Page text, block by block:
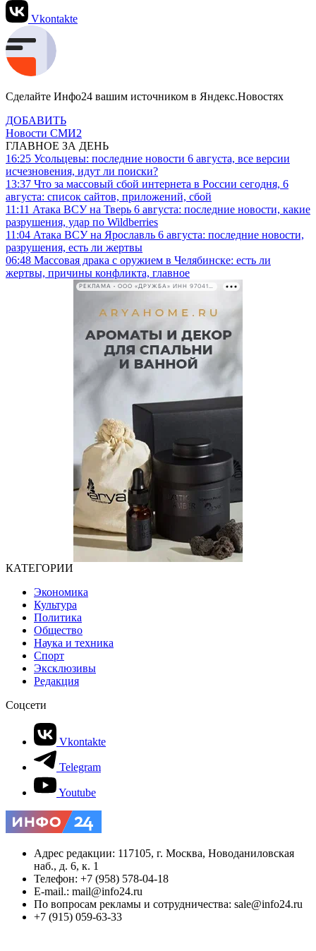
Vkontakte
Сделайте Инфо24 вашим источником в Яндекс.Новостях
ДОБАВИТЬ
Новости СМИ2
ГЛАВНОЕ ЗА ДЕНЬ
16:25 Усольцевы: последние новости 6 августа, все версии
исчезновения, идут ли поиски?
13:37 Что за массовый сбой интернета в России сегодня, 6
августа: список сайтов, приложений, сбой
11:11 Атака ВСУ на Тверь 6 августа: последние новости, какие
разрушения, удар по Wildberries
11:04 Атака ВСУ на Ярославль 6 августа: последние новости,
разрушения, есть ли жертвы
06:48 Массовая драка с оружием в Челябинске: есть ли
жертвы, причины конфликта, главное
РЕКЛАМА • ООО «ДРУЖБА» ИНН 9704146411
КАТЕГОРИИ
Экономика
Культура
Политика
Общество
Наука и техника
Спорт
Эксклюзивы
Редакция
Соцсети
Vkontakte
Telegram
Youtube
Адрес редакции: 117105, г. Москва, Новоданиловская
наб., д. 6, к. 1
Телефон: +7 (958) 578-04-18
E-mail.: mail@info24.ru
По вопросам рекламы и сотрудничества: sale@info24.ru
+7 (915) 059-63-33